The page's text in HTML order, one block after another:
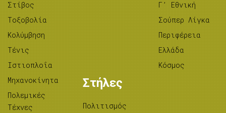
Στίβος
Tοξοβολία
Κολύμβηση
Τένις
Ιστιοπλοΐα
Μηχανοκίνητα
Πολεμικές
Τέχνες
Γ’ Εθνική
Σούπερ Λίγκα
Περιφέρεια
Ελλάδα
Κόσμος
Στήλες
Πολιτισμός